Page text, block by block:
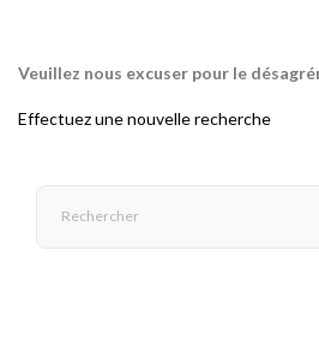
Veuillez nous excuser pour le
Effectuez une nouvelle recherche